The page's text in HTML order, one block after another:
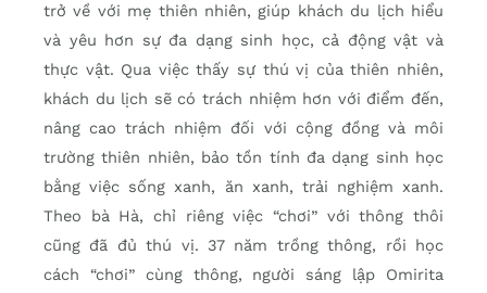
trở về với mẹ thiên nhiên, giúp khách du lịch hiểu
và yêu hơn sự đa dạng sinh học, cả động vật và
thực vật. Qua việc thấy sự thú vị của thiên nhiên,
khách du lịch sẽ có trách nhiệm hơn với điểm đến,
nâng cao trách nhiệm đối với cộng đồng và môi
trường thiên nhiên, bảo tồn tính đa dạng sinh học
bằng việc sống xanh, ăn xanh, trải nghiệm xanh.
Theo bà Hà, chỉ riêng việc “chơi” với thông thôi
cũng đã đủ thú vị. 37 năm trồng thông, rồi học
cách “chơi” cùng thông, người sáng lập Omirita